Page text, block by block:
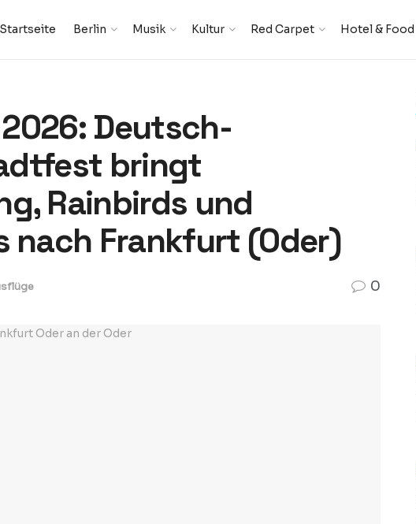
Startseite Berlin Musik Kultur Red Carpet Hotel & Food
Deutsch-
bringt
Rainbirds und
nach Frankfurt (Oder)
0